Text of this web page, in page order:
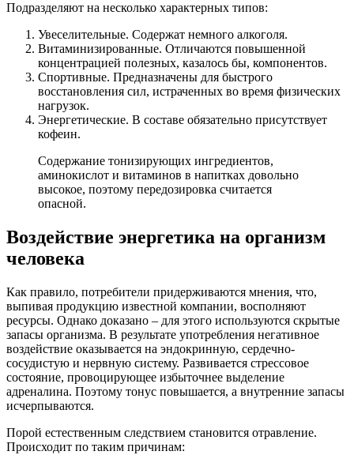
Подразделяют на несколько характерных типов:
Увеселительные. Содержат немного алкоголя.
Витаминизированные. Отличаются повышенной
концентрацией полезных, казалось бы, компонентов.
Спортивные. Предназначены для быстрого
восстановления сил, истраченных во время физических
нагрузок.
Энергетические. В составе обязательно присутствует
кофеин.
Содержание тонизирующих ингредиентов,
аминокислот и витаминов в напитках довольно
высокое, поэтому передозировка считается
опасной.
Воздействие энергетика на организм
человека
Как правило, потребители придерживаются мнения, что,
выпивая продукцию известной компании, восполняют
ресурсы. Однако доказано – для этого используются скрытые
запасы организма. В результате употребления негативное
воздействие оказывается на эндокринную, сердечно-
сосудистую и нервную систему. Развивается стрессовое
состояние, провоцирующее избыточнее выделение
адреналина. Поэтому тонус повышается, а внутренние запасы
исчерпываются.
Порой естественным следствием становится отравление.
Происходит по таким причинам: